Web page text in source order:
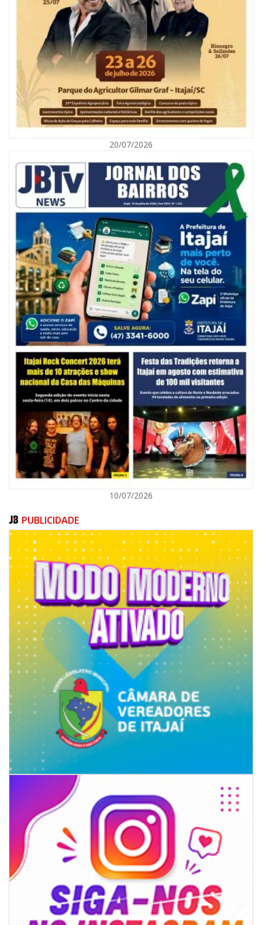
05/08/2026 | 07:00
Refis 2026 oferece opções de pagamentos com descontos
BALNEÁRIO CAMBORIÚ
05/08/2026 | 07:00
Balneário Camboriú anuncia novo concurso para Guarda Municipal
POLÍTICA
05/08/2026 | 14:41
Voz do litoral em Brasília: Joab da Pesca foca campanha na infraestrutura
e defesa dos pescadores da AMFRI
ITAPEMA
20/07/2026
10/07/2026
PUBLICIDADE